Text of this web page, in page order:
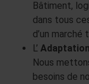
Bâtiment,
dans tous
d’un
L’ Adaptation
Nous
besoins de